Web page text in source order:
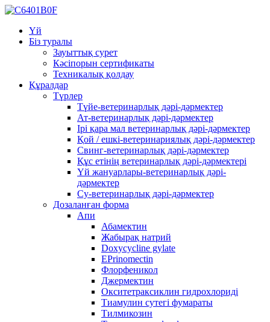
Үй
Біз туралы
Зауыттық сурет
Кәсіпорын сертификаты
Техникалық қолдау
Құралдар
Түрлер
Түйе-ветеринарлық дәрі-дәрмектер
Ат-ветеринарлық дәрі-дәрмектер
Ірі қара мал ветеринарлық дәрі-дәрмектер
Қой / ешкі-ветеринариялық дәрі-дәрмектер
Свинг-ветеринарлық дәрі-дәрмектер
Құс етінің ветеринарлық дәрі-дәрмектері
Үй жануарлары-ветеринарлық дәрі-
дәрмектер
Су-ветеринарлық дәрі-дәрмектер
Дозаланған форма
Апи
Абамектин
Жабырақ натрий
Doxycycline gylate
EPrinomectin
Флорфеникол
Джермектин
Окситетраксиклин гидрохлориді
Тиамулин сутегі фумараты
Тилмикозин